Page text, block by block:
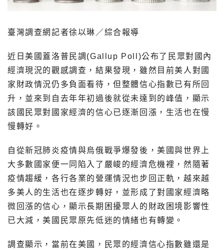
臺灣調查網記者徐以琳／綜合報導
近日美國蓋洛普民調(Gallup Poll)公布了民眾對國內
經濟現況的觀感調查，結果發現，雖然目前美人對國
家財政情況仍多負面看待，但整體信心指數已有所回
升，並來到自去年年初過後就從未達到的峰值，顯示
該國民眾對國家經濟的信心已逐漸回漲，生活也在慢
慢轉好。
自從新冠肺炎疫情與烏俄戰爭爆發後，美國與世界上
大多數國家便一同陷入了嚴峻的經濟危機裡，然隨著
疫情趨緩，各行各業的營運情況也步回正軌，越來越
多美人的生活也在逐步轉好，並形成了對國家經濟略
微回漲的信心，顯示長期困擾眾人的財政困境影響性
已大減，美國民眾原先低迷的情緒也有轉變。
調查顯示，當前在美國，民眾的經濟信心指數雖還是